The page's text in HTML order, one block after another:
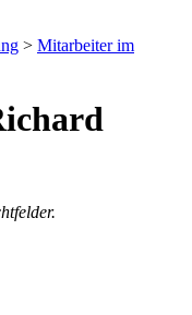
> Mitarbeiter im